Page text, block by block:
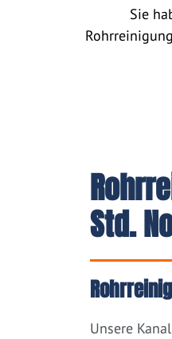
Sie
Std.
Unsere